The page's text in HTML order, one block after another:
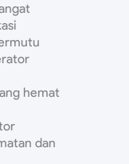
hemat
dan